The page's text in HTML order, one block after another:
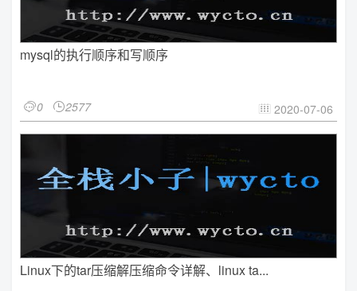
mysql的执行顺序和写顺序
0 2577  2020-07-06
Linux下的tar压缩解压缩命令详解、linux ta...